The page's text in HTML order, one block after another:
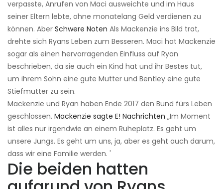
verpasste, Anrufen von Maci ausweichte und im Haus
seiner Eltern lebte, ohne monatelang Geld verdienen zu
können. Aber Schwere Noten Als Mackenzie ins Bild trat,
drehte sich Ryans Leben zum Besseren. Maci hat Mackenzie
sogar als einen hervorragenden Einfluss auf Ryan
beschrieben, da sie auch ein Kind hat und ihr Bestes tut,
um ihrem Sohn eine gute Mutter und Bentley eine gute
Stiefmutter zu sein.
Mackenzie und Ryan haben Ende 2017 den Bund fürs Leben
geschlossen. Mackenzie sagte E! Nachrichten „Im Moment
ist alles nur irgendwie an einem Ruheplatz. Es geht um
unsere Jungs. Es geht um uns, ja, aber es geht auch darum,
dass wir eine Familie werden. '
Die beiden hatten